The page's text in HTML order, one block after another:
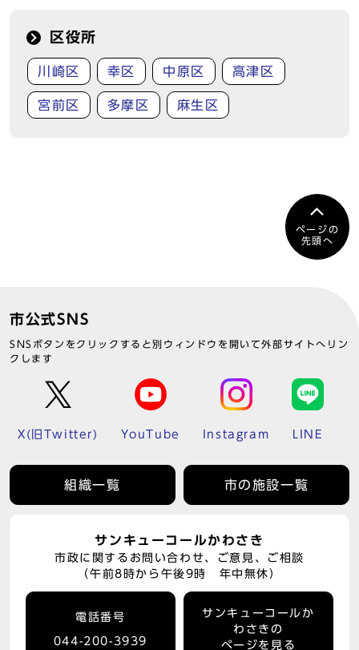
区役所
川崎区 幸区 中原区 高津区
宮前区 多摩区 麻生区
ページの
先頭へ
市公式SNS
SNSボタンをクリックすると別ウィンドウを開いて外部サイトへリン
クします
X(旧Twitter) YouTube Instagram LINE
組織一覧 市の施設一覧
サンキューコールかわさき
市政に関するお問い合わせ、ご意見、ご相談
（午前8時から午後9時 年中無休）
電話番号
044-200-3939
サンキューコールか
わさきの
ページを見る